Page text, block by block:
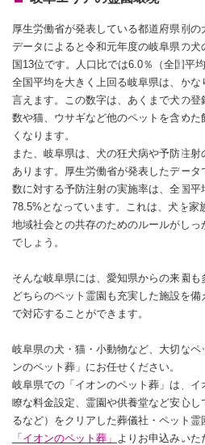
厚生労働省が発表している都道府県別
データによると令和元年度の岐阜県の
国13位です。人口比では6.0％（全国平
全国平均を大きく上回る岐阜県は、かな
言えます。この数字は、あくまで犬の
数や猫、ウサギなど他のペットを含め
くなります。
また、岐阜県は、犬の狂犬病や予防注
あります。厚生労働省が発表したデー
数に対する予防注射の実施率は、全国
78.5%となっています。これは、犬を家
地域社会との共存のためのルールがし
でしょう。
そんな岐阜県には、愛知県からの来園も
どちらのペット霊園も充実した施設を
で対応することができます。
岐阜県の犬・猫・小動物など、大切な
ンのペット葬」にお任せください。
岐阜県での「イオンのペット葬」は、イ
瞭な料金設定、霊園や供養堂など安心
るなど）をクリアした葬儀社・ペット霊
「イオンのペット葬」 よりお申込みいた